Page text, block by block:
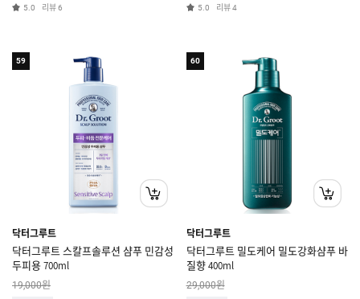
5.0 리뷰6 5.0 리뷰4
59
닥터그루트
닥터그루트 스칼프솔루션 샴푸 민감성
두피용 700ml
19,000원
60
닥터그루트
닥터그루트 밀도케어 밀도강화샴푸 바
질향 400ml
29,000원